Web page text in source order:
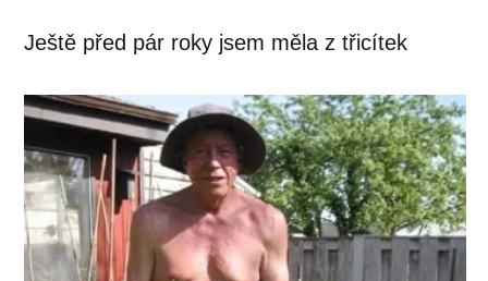
Ještě před pár roky jsem měla z třicítek